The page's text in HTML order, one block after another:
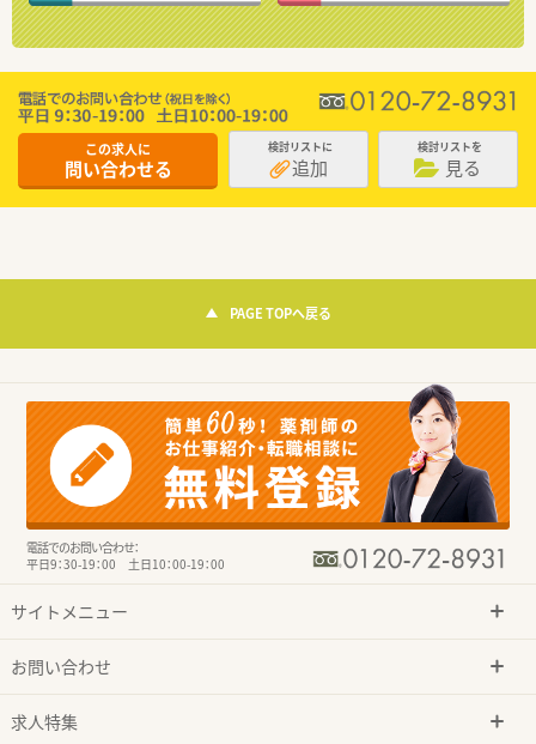
この求人に
問い合わせる
検討リストに
追加
検討リストを
見る
PAGE TOPへ戻る
電話でのお問い合わせ：
平日9：30-19：00 土日10：00-19：00
サイトメニュー
お問い合わせ
求人特集